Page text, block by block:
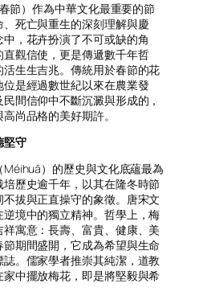
節）作為中華文化最重要的節
死亡與重生的深刻理解與慶
，花卉扮演了不可或缺的角
觀信使，更是傳遞數千年哲
生生吉兆。傳統用於春節的花
是經過數世紀以來在農業發
間信仰中不斷沉澱與形成的，
尚品格的美好期許。
堅守
Méihuā）的歷史與文化底蘊最為
歷史逾千年，以其在隆冬時節
拔與正直操守的象徵。唐宋文
境中的獨立精神。哲學上，梅
寓意：長壽、富貴、健康、美
期間盛開，它成為希望與生命
。儒家學者推崇其純潔，道教
中擺放梅花，即是將堅毅與希